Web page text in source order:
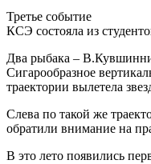
Третье событие
КСЭ состояла из
Два рыбака –
Сигарообразное
траектории вылетела
Слева по такой же
обратили внимание на
В это лето появились